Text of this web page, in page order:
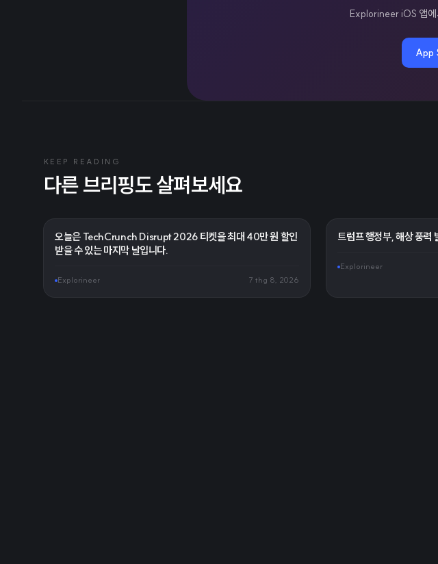
Explorineer iOS 앱에
App
KEEP READING
다른 브리핑도 살펴보세요
오늘은 TechCrunch Disrupt 2026 티켓을 최대 40만 원 할인
받을 수 있는 마지막 날입니다.
Explorineer 7 thg 8, 2026
트럼프 행정부, 해상 풍력
Explorineer